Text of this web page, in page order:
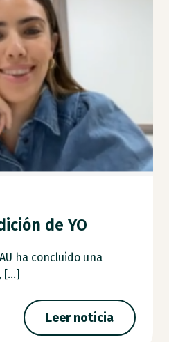
de YO
ha concluido una
[...]
Leer noticia